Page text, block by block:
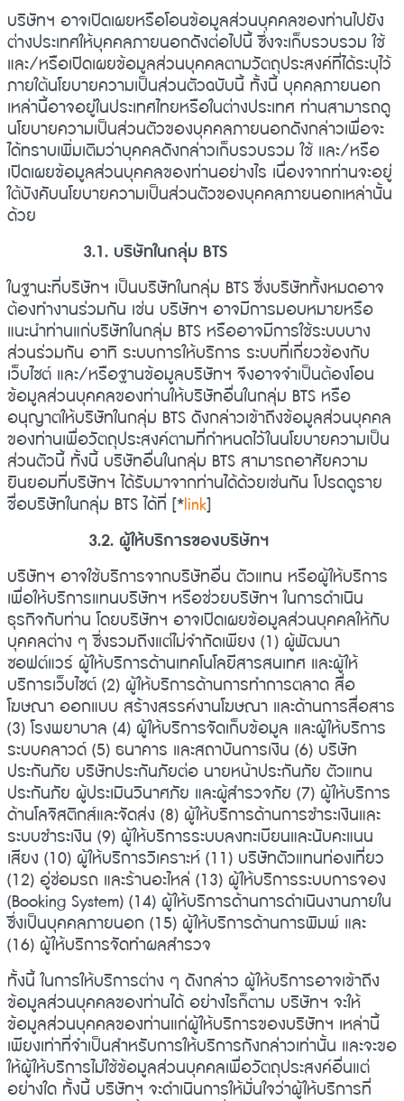
บริษัทฯ อาจเปิดเผยหรือโอนข้อมูลส่วนบุคคลของท่านไปยัง
ต่างประเทศให้บุคคลภายนอกดังต่อไปนี้ ซึ่งจะเก็บรวบรวม ใช้
และ/หรือเปิดเผยข้อมูลส่วนบุคคลตามวัตถุประสงค์ที่ได้ระบุไว้
ภายใต้นโยบายความเป็นส่วนตัวฉบับนี้ ทั้งนี้ บุคคลภายนอก
เหล่านี้อาจอยู่ในประเทศไทยหรือในต่างประเทศ ท่านสามารถดู
นโยบายความเป็นส่วนตัวของบุคคลภายนอกดังกล่าวเพื่อจะ
ได้ทราบเพิ่มเติมว่าบุคคลดังกล่าวเก็บรวบรวม ใช้ และ/หรือ
เปิดเผยข้อมูลส่วนบุคคลของท่านอย่างไร เนื่องจากท่านจะอยู่
ใต้บังคับนโยบายความเป็นส่วนตัวของบุคคลภายนอกเหล่านั้น
ด้วย
3.1. บริษัทในกลุ่ม BTS
ในฐานะที่บริษัทฯ เป็นบริษัทในกลุ่ม BTS ซึ่งบริษัททั้งหมดอาจ
ต้องทำงานร่วมกัน เช่น บริษัทฯ อาจมีการมอบหมายหรือ
แนะนำท่านแก่บริษัทในกลุ่ม BTS หรืออาจมีการใช้ระบบบาง
ส่วนร่วมกัน อาทิ ระบบการให้บริการ ระบบที่เกี่ยวข้องกับ
เว็บไซต์ และ/หรือฐานข้อมูลบริษัทฯ จึงอาจจำเป็นต้องโอน
ข้อมูลส่วนบุคคลของท่านให้บริษัทอื่นในกลุ่ม BTS หรือ
อนุญาตให้บริษัทในกลุ่ม BTS ดังกล่าวเข้าถึงข้อมูลส่วนบุคคล
ของท่านเพื่อวัตถุประสงค์ตามที่กำหนดไว้ในนโยบายความเป็น
ส่วนตัวนี้ ทั้งนี้ บริษัทอื่นในกลุ่ม BTS สามารถอาศัยความ
ยินยอมที่บริษัทฯ ได้รับมาจากท่านได้ด้วยเช่นกัน โปรดดูราย
ชื่อบริษัทในกลุ่ม BTS ได้ที่ [*link]
3.2. ผู้ให้บริการของบริษัทฯ
บริษัทฯ อาจใช้บริการจากบริษัทอื่น ตัวแทน หรือผู้ให้บริการ
เพื่อให้บริการแทนบริษัทฯ หรือช่วยบริษัทฯ ในการดำเนิน
ธุรกิจกับท่าน โดยบริษัทฯ อาจเปิดเผยข้อมูลส่วนบุคคลให้กับ
บุคคลต่าง ๆ ซึ่งรวมถึงแต่ไม่จำกัดเพียง (1) ผู้พัฒนา
ซอฟต์แวร์ ผู้ให้บริการด้านเทคโนโลยีสารสนเทศ และผู้ให้
บริการเว็บไซต์ (2) ผู้ให้บริการด้านการทำการตลาด สื่อ
โฆษณา ออกแบบ สร้างสรรค์งานโฆษณา และด้านการสื่อสาร
(3) โรงพยาบาล (4) ผู้ให้บริการจัดเก็บข้อมูล และผู้ให้บริการ
ระบบคลาวด์ (5) ธนาคาร และสถาบันการเงิน (6) บริษัท
ประกันภัย บริษัทประกันภัยต่อ นายหน้าประกันภัย ตัวแทน
ประกันภัย ผู้ประเมินวินาศภัย และผู้สำรวจภัย (7) ผู้ให้บริการ
ด้านโลจิสติกส์และจัดส่ง (8) ผู้ให้บริการด้านการชำระเงินและ
ระบบชำระเงิน (9) ผู้ให้บริการระบบลงทะเบียนและนับคะแนน
เสียง (10) ผู้ให้บริการวิเคราะห์ (11) บริษัทตัวแทนท่องเที่ยว
(12) อู่ซ่อมรถ และร้านอะไหล่ (13) ผู้ให้บริการระบบการจอง
(Booking System) (14) ผู้ให้บริการด้านการดำเนินงานภายใน
ซึ่งเป็นบุคคลภายนอก (15) ผู้ให้บริการด้านการพิมพ์ และ
(16) ผู้ให้บริการจัดทำผลสำรวจ
ทั้งนี้ ในการให้บริการต่าง ๆ ดังกล่าว ผู้ให้บริการอาจเข้าถึง
ข้อมูลส่วนบุคคลของท่านได้ อย่างไรก็ตาม บริษัทฯ จะให้
ข้อมูลส่วนบุคคลของท่านแก่ผู้ให้บริการของบริษัทฯ เหล่านี้
เพียงเท่าที่จำเป็นสำหรับการให้บริการกังกล่าวเท่านั้น และจะขอ
ให้ผู้ให้บริการไม่ใช้ข้อมูลส่วนบุคคลเพื่อวัตถุประสงค์อื่นแต่
อย่างใด ทั้งนี้ บริษัทฯ จะดำเนินการให้มั่นใจว่าผู้ให้บริการที่